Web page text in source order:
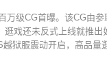
万级CG首曝。该CG由
逛戏还未反式上线就推
狱服震动开启，高品量